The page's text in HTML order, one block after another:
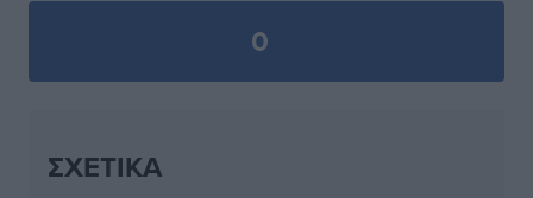
0
ΣΧΕΤΙΚΆ